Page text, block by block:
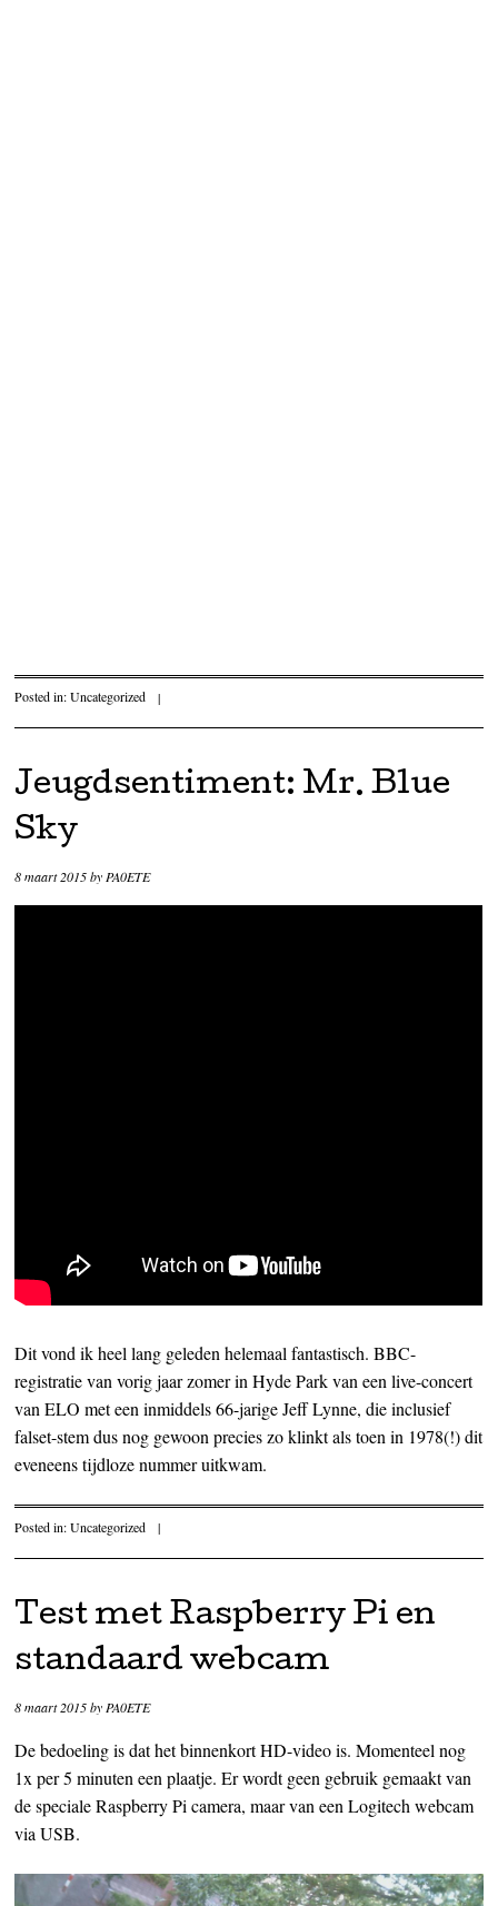
Posted in:Uncategorized |
Jeugdsentiment: Mr. Blue
Sky
8 maart 2015byPA0ETE
Dit vond ik heel lang geleden helemaal fantastisch. BBC-
registratie van vorig jaar zomer in Hyde Park van een live-concert
van ELO met een inmiddels 66-jarige Jeff Lynne, die inclusief
falset-stem dus nog gewoon precies zo klinkt als toen in 1978(!) dit
eveneens tijdloze nummer uitkwam.
Posted in:Uncategorized |
Test met Raspberry Pi en
standaard webcam
8 maart 2015by PA0ETE
De bedoeling is dat het binnenkort HD-video is. Momenteel nog
1x per 5 minuten een plaatje. Er wordt geen gebruik gemaakt van
de speciale Raspberry Pi camera, maar van een Logitech webcam
via USB.